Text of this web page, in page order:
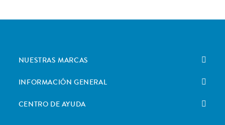
NUESTRAS MARCAS
INFORMACIÓN GENERAL
CENTRO DE AYUDA